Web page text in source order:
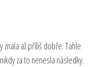
znala až příliš dobře. Tahle
za to nenesla následky.